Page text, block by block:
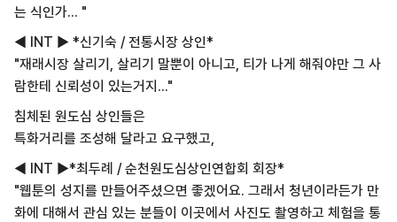
는 식인가... "
◀ INT ▶ *신기숙 / 전통시장 상인*
"재래시장 살리기, 살리기 말뿐이 아니고, 티가 나게 해줘야만 그 사
람한테 신뢰성이 있는거지..."
침체된 원도심 상인들은
특화거리를 조성해 달라고 요구했고,
◀ INT ▶*최두례 / 순천원도심상인연합회 회장*
"웹툰의 성지를 만들어주셨으면 좋겠어요. 그래서 청년이라든가 만
화에 대해서 관심 있는 분들이 이곳에서 사진도 촬영하고 체험을 통